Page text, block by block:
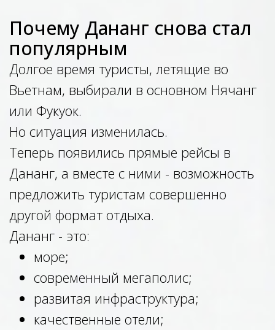
Почему Дананг снова стал
популярным
Долгое время туристы, летящие во
Вьетнам, выбирали в основном Нячанг
или Фукуок.
Но ситуация изменилась.
Теперь появились прямые рейсы в
Дананг, а вместе с ними - возможность
предложить туристам совершенно
другой формат отдыха.
Дананг - это:
море;
современный мегаполис;
развитая инфраструктура;
качественные отели;